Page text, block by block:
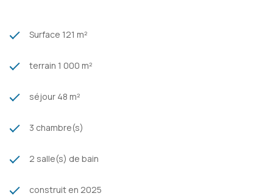
Surface 121 m²
terrain 1 000 m²
séjour 48 m²
3 chambre(s)
2 salle(s) de bain
construit en 2025